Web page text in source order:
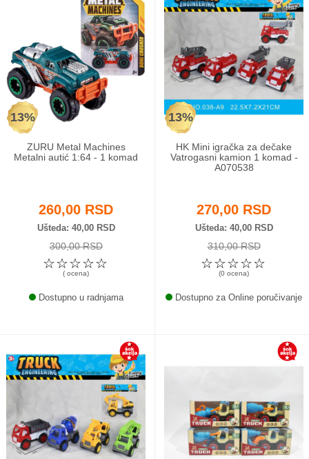
13%
ZURU Metal Machines
Metalni autić 1:64 - 1 komad
260,00 RSD
Ušteda 40,00 RSD
300,00 RSD
☆
☆
☆
☆
☆
( ocena)
Dostupno u radnjama
13%
HK Mini igračka za dečake
Vatrogasni kamion 1 komad -
A070538
270,00 RSD
Ušteda 40,00 RSD
310,00 RSD
☆
☆
☆
☆
☆
(0 ocena)
Dostupno za Online poručivanje